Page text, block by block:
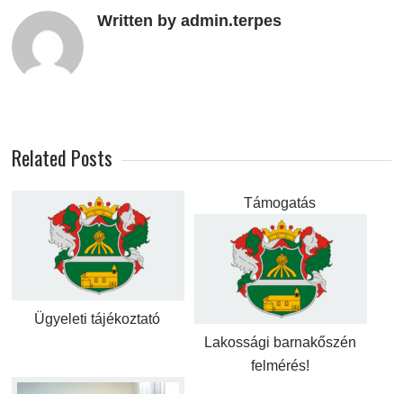
Written by admin.terpes
Related Posts
Ügyeleti tájékoztató
Támogatás
Lakossági barnakőszén
felmérés!